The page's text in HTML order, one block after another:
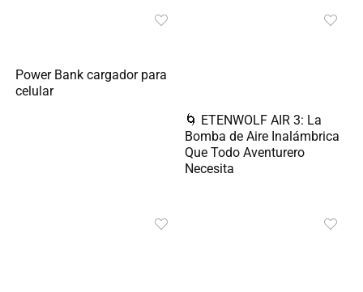
Power Bank cargador para
celular
🌀 ETENWOLF AIR 3: La
Bomba de Aire Inalámbrica
Que Todo Aventurero
Necesita